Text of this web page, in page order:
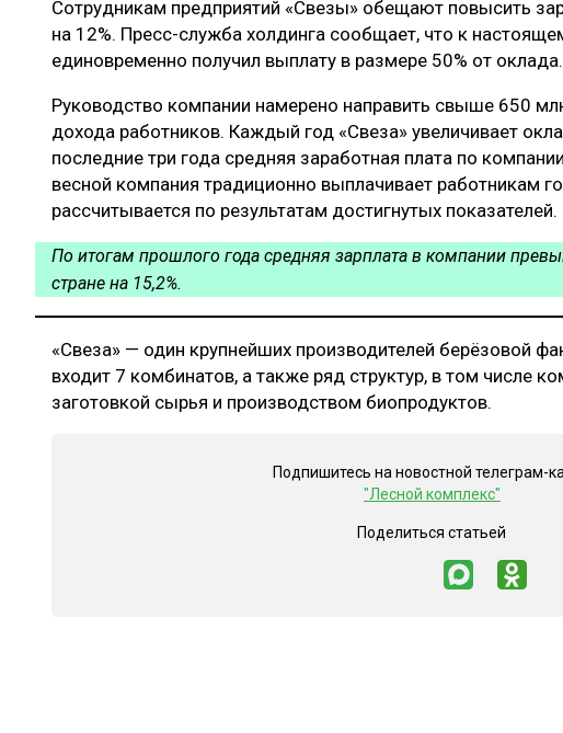
ЛЕСОВОССТАНОВЛЕНИЕ И ЗАЩИТА
ЦБП
СУШКА ДРЕВЕСИНЫ
МЕБЕЛЬНОЕ
ЭКСПЕРТНОЕ МНЕНИЕ
Сотрудникам предприятий «Свезы» обещают повысить
на 12%. Пресс-служба холдинга сообщает, что к
единовременно получил выплату в размере 50% от оклада.
Руководство компании намерено направить свыше 650
дохода работников. Каждый год «Свеза» увеличивает
последние три года средняя заработная плата по
весной компания традиционно выплачивает работникам
рассчитывается по результатам достигнутых показателей.
По итогам прошлого года средняя зарплата в компании
стране на 15,2%.
«Свеза» — один крупнейших производителей берёзовой
входит 7 комбинатов, а также ряд структур, в том числе
заготовкой сырья и производством биопродуктов.
Подпишитесь на новостной телеграм-
"Лесной комплекс"
Поделиться статьей